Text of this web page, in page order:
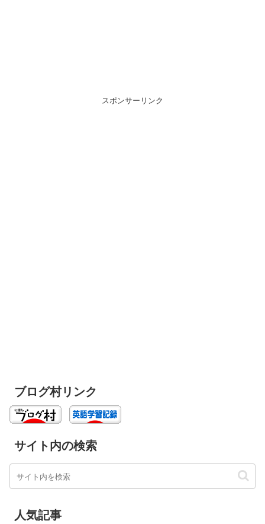
スポンサーリンク
ブログ村リンク
サイト内の検索
人気記事